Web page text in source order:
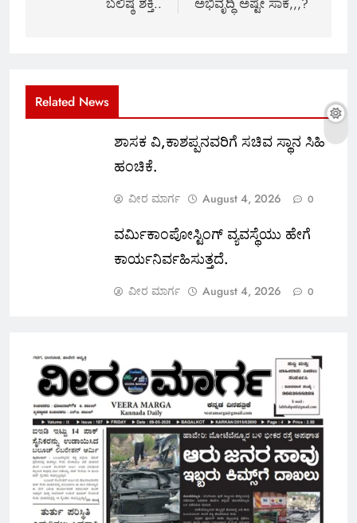
ಬಲಿಷ್ಠ ಶಕ್ತಿ.. ಅಭಿವೃದ್ಧಿ ಅಷ್ಟೇ ಸಾಕೆ,,,?
Related News
ಶಾಸಕ ವಿ,ಕಾಶಪ್ಪನವರಿಗೆ ಸಚಿವ ಸ್ಥಾನ ಸಿಹಿ
ಹಂಚಿಕೆ.
ವೀರ ಮಾರ್ಗ August 4, 2026 0
ವರ್ಮಿಕಾಂಪೋಸ್ಟಿಂಗ್ ವ್ಯವಸ್ಥೆಯು ಹೇಗೆ
ಕಾರ್ಯನಿರ್ವಹಿಸುತ್ತದೆ.
ವೀರ ಮಾರ್ಗ August 4, 2026 0